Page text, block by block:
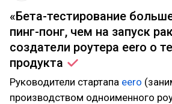
«Бета-тестирование
пинг-понг, чем на запуск
создатели роутера eero о
продукта
Руководители стартапа eero
производством одноименного